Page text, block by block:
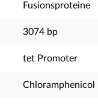
Fusionsproteine
3074 bp
tet Promoter
Chloramphenicol